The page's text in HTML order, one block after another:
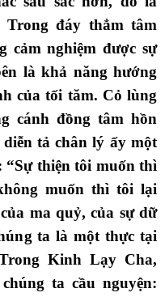
đáy thẳm tâm
cảm nghiệm được sự
là khả năng hướng
của tối tăm. Cỏ lùng
cánh đồng tâm hồn
tả chân lý ấy một
“Sự thiện tôi muốn thì
muốn thì tôi lại
ma quỷ, của sự dữ
ta là một thực tại
Kinh Lạy Cha,
ta cầu nguyện: